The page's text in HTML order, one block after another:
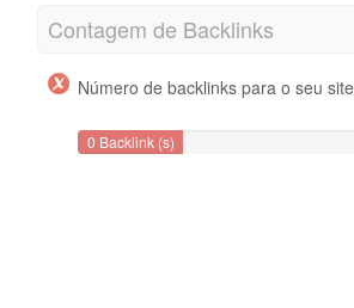
Contagem de Backlinks
Número de backlinks para o seu site
0 Backlink (s)